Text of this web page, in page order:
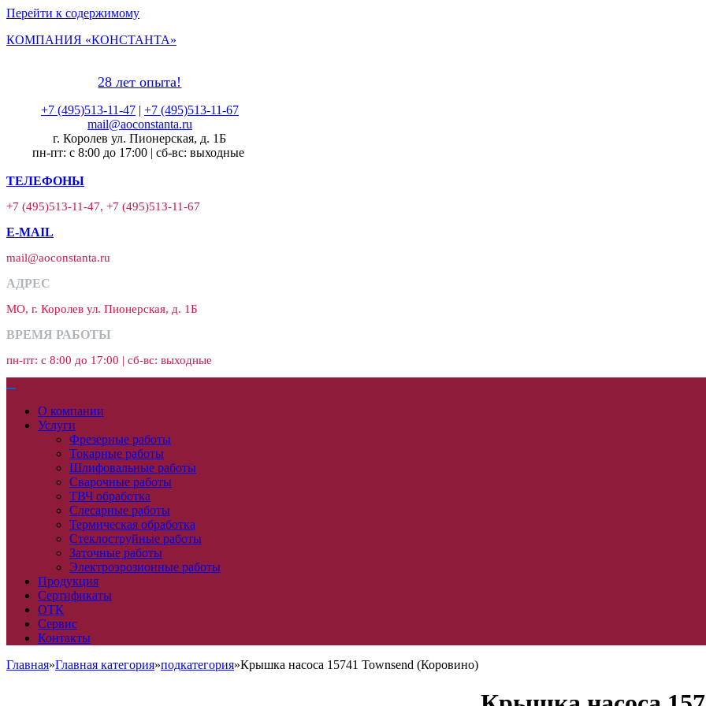
Перейти к содержимому
КОМПАНИЯ «КОНСТАНТА»
28 лет опыта!
+7 (495)513-11-47| +7 (495)513-11-67
mail@aoconstanta.ru
г. Королев ул. Пионерская, д. 1Б
пн-пт: с 8:00 до 17:00 | сб-вс: выходные
ТЕЛЕФОНЫ
+7 (495)513-11-47, +7 (495)513-11-67
E-MAIL
mail@aoconstanta.ru
АДРЕС
МО, г. Королев ул. Пионерская, д. 1Б
ВРЕМЯ РАБОТЫ
пн-пт: с 8:00 до 17:00 | сб-вс: выходные
О компании
Услуги
Фрезерные работы
Токарные работы
Шлифовальные работы
Сварочные работы
ТВЧ обработка
Слесарные работы
Термическая обработка
Стеклоструйные работы
Заточные работы
Электроэрозионные работы
Продукция
Сертификаты
ОТК
Сервис
Контакты
Главная»Главная категория»подкатегория»Крышка насоса 15741 Townsend (Коровино)